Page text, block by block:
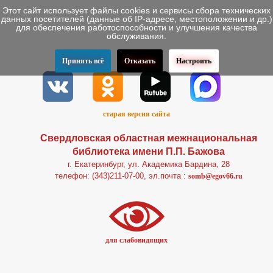
старая версия сайта
Свердловская областная межнациональная
библиотека имени П.П. Бажова
г. Екатеринбург, ул. Академика Бардина, 28
телефон: (343)211-07-00, эл.почта : somb@egov66.ru
для слабовидящих
Этот сайт использует файлы cookies и сервисы сбора технических
данных посетителей (данные об IP-адресе, местоположении и др.)
для обеспечения работоспособности и улучшения качества
обслуживания.
Принять всё Отказать Настроить